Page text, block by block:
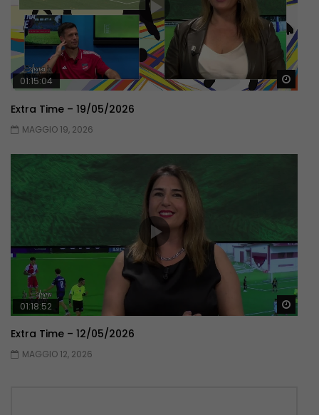
01:15:04
Extra Time – 19/05/2026
MAGGIO 19, 2026
01:18:52
Extra Time – 12/05/2026
MAGGIO 12, 2026